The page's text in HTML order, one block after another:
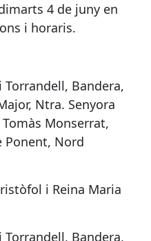
4 de juny en
i horaris.
Torrandell, Bandera,
Ntra. Senyora
Monserrat,
Ponent, Nord
i Reina Maria
Torrandell, Bandera,